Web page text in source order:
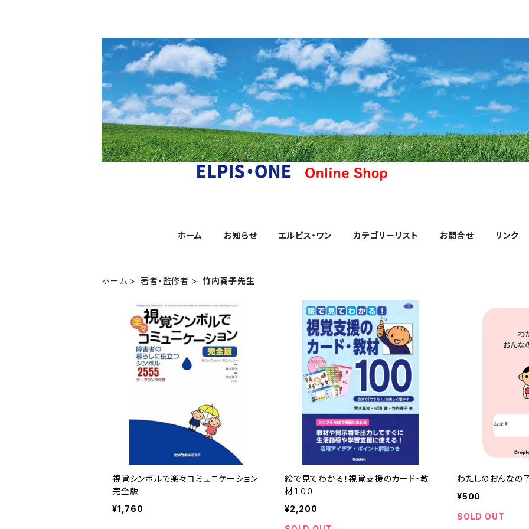
ホーム お知らせ エルピス・ワン カテゴリーリスト お問合せ リンク
ホーム 著者・監修者 竹内奏子先生
視覚シンボルで楽々コミュニケーション
完全版
¥1,760
絵で見てわかる！視覚支援のカード・教
材１００
¥2,200
わたしのおんなの
¥500
SOLD OUT